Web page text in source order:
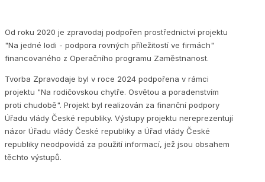
Od roku 2020 je zpravodaj podpořen prostřednictví projektu
"Na jedné lodi - podpora rovných příležitostí ve firmách"
financovaného z Operačního programu Zaměstnanost.
Tvorba Zpravodaje byl v roce 2024 podpořena v rámci
projektu "Na rodičovskou chytře. Osvětou a poradenstvím
proti chudobě". Projekt byl realizován za finanční podpory
Úřadu vlády České republiky. Výstupy projektu nereprezentují
názor Úřadu vlády České republiky a Úřad vlády České
republiky neodpovídá za použití informací, jež jsou obsahem
těchto výstupů.